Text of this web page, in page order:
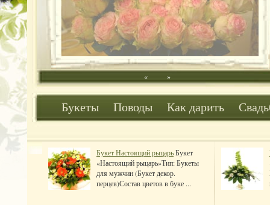
« »
Букеты Поводы Как дарить
Букет Настоящий рыцарьБукет
«Настоящий рыцарь»Тип: Букеты
для мужчин (Букет декор.
перцев)Состав цветов в буке ...